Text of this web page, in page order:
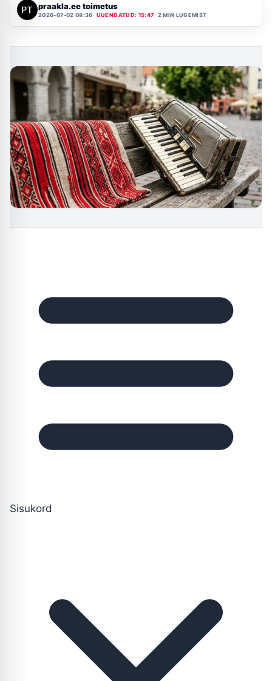
praakla.ee toimetus
2026-07-02 08:36 UUENDATUD: 15:47 2 MIN LUGEMIST
Sisukord